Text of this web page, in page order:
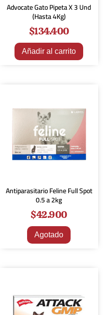
Advocate Gato Pipeta X 3 Und
(Hasta 4Kg)
$134.400
Añadir al carrito
Antiparasitario Feline Full Spot
0.5 a 2kg
$42.900
Agotado